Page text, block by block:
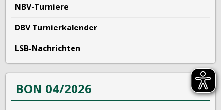
NBV-Turniere
DBV Turnierkalender
LSB-Nachrichten
BON 04/2026